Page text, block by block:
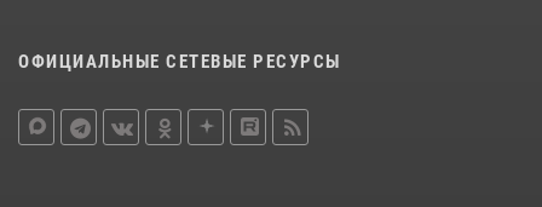
ОФИЦИАЛЬНЫЕ СЕТЕВЫЕ РЕСУРСЫ